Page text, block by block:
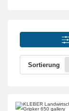
Sortierung